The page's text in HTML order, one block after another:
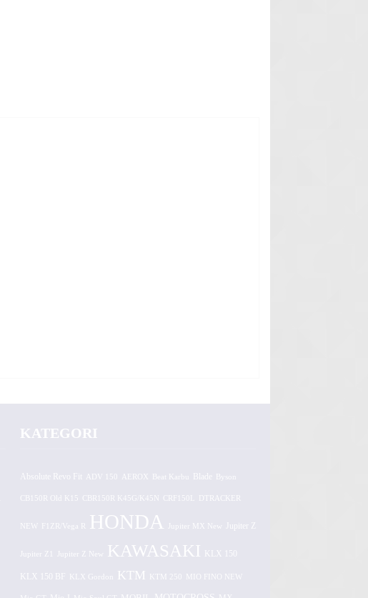
KATEGORI
Absolute Revo Fit ADV 150 AEROX
CB150R Old K15 CBR150R K45G/K45N CRF150L DTRACKER
NEW F1ZR/Vega R HONDA Jupiter MX New Jupiter Z
Jupiter Z1 Jupiter Z New KAWASAKI KLX 150
KLX 150 BF KLX Gordon KTM KTM 250 MIO FINO NEW